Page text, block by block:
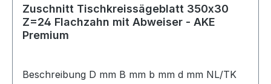
Zuschnitt Tischkreissägeblatt 350x30
Z=24 Flachzahn mit Abweiser - AKE
Premium
Beschreibung D mm B mm b mm d mm NL/TK